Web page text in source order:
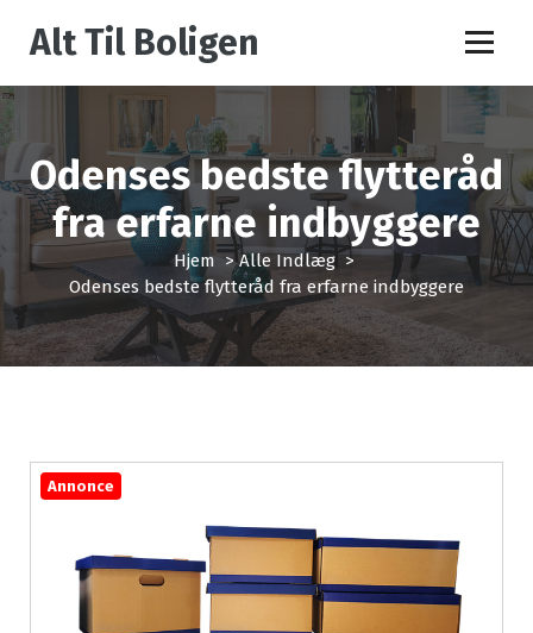
e
e
i
n
d
h
o
Alt Til Boligen
Odenses bedste flytteråd
fra erfarne indbyggere
Hjem >Alle Indlæg>
Odenses bedste flytteråd fra erfarne indbyggere
Annonce